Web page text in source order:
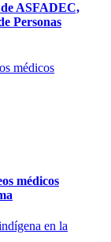
ASFADEC,
Personas
médicos